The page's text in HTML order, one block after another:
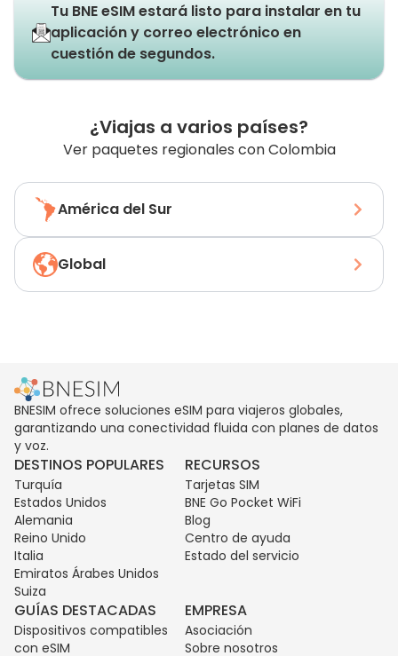
Tu BNE eSIM estará listo para instalar en tu
aplicación y correo electrónico en
cuestión de segundos.
¿Viajas a varios países?
Ver paquetes regionales con Colombia
América del Sur
Global
BNESIM ofrece soluciones eSIM para viajeros globales,
garantizando una conectividad fluida con planes de datos
y voz.
DESTINOS POPULARES
Turquía
Estados Unidos
Alemania
Reino Unido
Italia
Emiratos Árabes Unidos
Suiza
RECURSOS
Tarjetas SIM
BNE Go Pocket WiFi
Blog
Centro de ayuda
Estado del servicio
GUÍAS DESTACADAS
Dispositivos compatibles
con eSIM
EMPRESA
Asociación
Sobre nosotros